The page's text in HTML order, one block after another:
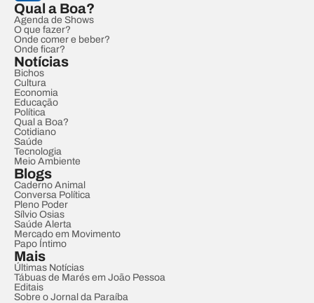
Qual a Boa?
Agenda de Shows
O que fazer?
Onde comer e beber?
Onde ficar?
Notícias
Bichos
Cultura
Economia
Educação
Política
Qual a Boa?
Cotidiano
Saúde
Tecnologia
Meio Ambiente
Blogs
Caderno Animal
Conversa Política
Pleno Poder
Sílvio Osias
Saúde Alerta
Mercado em Movimento
Papo Íntimo
Mais
Últimas Notícias
Tábuas de Marés em João Pessoa
Editais
Sobre o Jornal da Paraíba